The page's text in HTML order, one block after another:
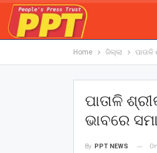
Home ଜିଲ୍ଲା
ପାତାଳି
ଭାବରେ
By PPT NEWS On